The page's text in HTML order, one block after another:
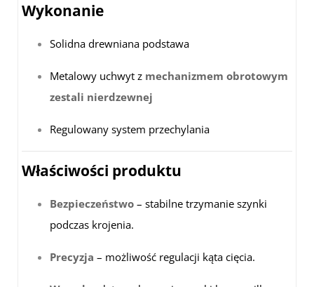
Wykonanie
Solidna drewniana podstawa
Metalowy uchwyt z mechanizmem obrotowym
zestali nierdzewnej
Regulowany system przechylania
Właściwości produktu
Bezpieczeństwo – stabilne trzymanie szynki
podczas krojenia.
Precyzja – możliwość regulacji kąta cięcia.